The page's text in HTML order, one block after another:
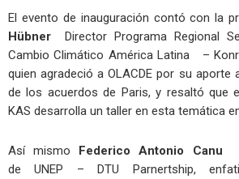
El evento de inauguración contó con la
Hübner Director Programa Regional
Cambio Climático América Latina –
quien agradeció a OLACDE por su aporte
de los acuerdos de Paris, y resaltó que
KAS desarrolla un taller en esta temática
Así mismo Federico Antonio Canu
de UNEP – DTU Parnertship,